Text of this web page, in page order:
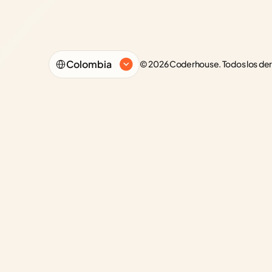
Select Language
Colombia © 2026 Coderhouse. Todos los